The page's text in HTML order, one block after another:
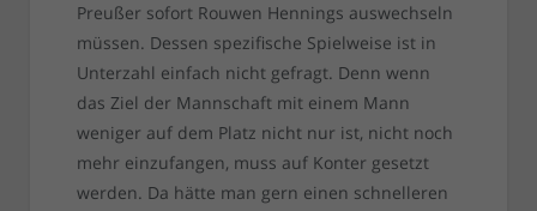
Preußer sofort Rouwen Hennings auswechseln
müssen. Dessen spezifische Spielweise ist in
Unterzahl einfach nicht gefragt. Denn wenn
das Ziel der Mannschaft mit einem Mann
weniger auf dem Platz nicht nur ist, nicht noch
mehr einzufangen, muss auf Konter gesetzt
werden. Da hätte man gern einen schnelleren